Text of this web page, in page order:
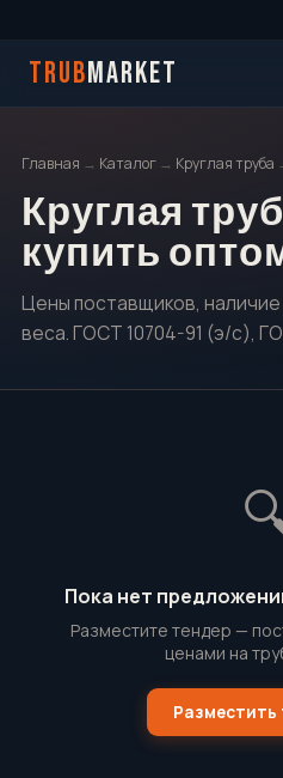
TRUBMARKET
Главная → Каталог → Круглая труба
Круглая
купить
Цены поставщиков, наличие
веса. ГОСТ 10704-91 (э/с),
Пока нет
Разместите тендер —
ценами на
Разместить